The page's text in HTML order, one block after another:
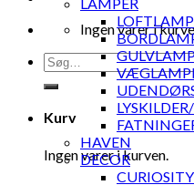
Ingen varer i
Søg
efter:
Kurv
Ingen varer i kurven.
HAVEN
DECOR